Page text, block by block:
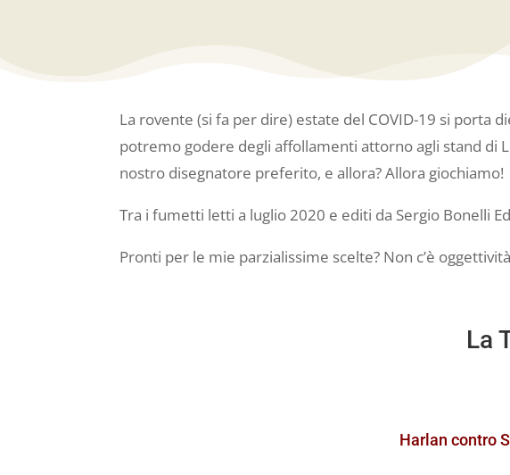
La rovente (si fa per dire) estate del COVID-19 si porta
potremo godere degli affollamenti attorno agli stand di
nostro disegnatore preferito, e allora? Allora giochiamo!
Tra i fumetti letti a luglio 2020 e editi da Sergio Bonelli
Pronti per le mie parzialissime scelte? Non c’è
La
Harlan contro